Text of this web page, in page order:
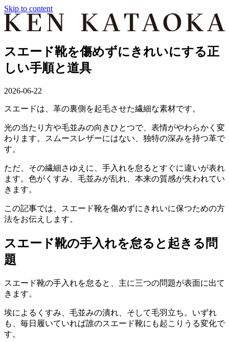
Skip to content
スエード靴を傷めずにきれいにする正
しい手順と道具
2026-06-22
スエードは、革の裏側を起毛させた繊細な素材です。
光の当たり方や毛並みの向きひとつで、表情がやわらかく変
わります。スムースレザーにはない、独特の深みを持つ革で
す。
ただ、その繊細さゆえに、手入れを怠るとすぐに違いが表れ
ます。色がくすみ、毛並みが乱れ、本来の質感が失われてい
きます。
この記事では、スエード靴を傷めずにきれいに保つための方
法をお伝えします。
スエード靴の手入れを怠ると起きる問
題
スエード靴の手入れを怠ると、主に三つの問題が表面に出て
きます。
埃によるくすみ、毛並みの潰れ、そして毛羽立ち。いずれ
も、毎日履いていれば誰のスエード靴にも起こりうる変化で
す。